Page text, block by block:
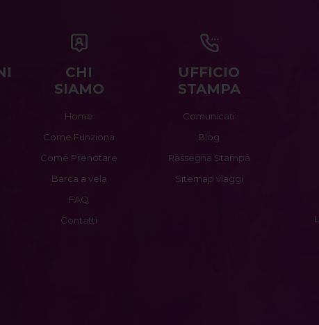
CHI
SIAMO
Home
Come Funziona
Come Prenotare
Barca a vela
FAQ
Contatti
UFFICIO
STAMPA
Comunicati
Blog
Rassegna Stampa
Sitemap viaggi